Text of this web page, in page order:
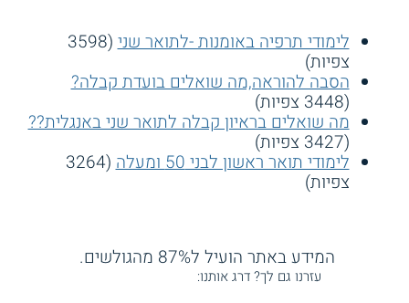
לימודי תרפיה באומנות -לתואר שני (3598
צפיות)
הסבה להוראה,מה שואלים בועדת קבלה?
(3448 צפיות)
מה שואלים בראיון קבלה לתואר שני באנגלית??
(3427 צפיות)
לימודי תואר ראשון לבני 50 ומעלה (3264
צפיות)
המידע באתר הועיל ל87% מהגולשים.
עזרנו גם לך? דרג אותנו: